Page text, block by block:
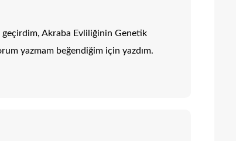
Akraba Evliliğinin Genetik
yazmam beğendiğim için yazdım.